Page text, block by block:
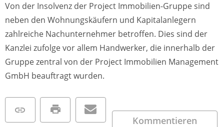
Von der Insolvenz der Project Immobilien-Gruppe sind
neben den Wohnungskäufern und Kapitalanlegern
zahlreiche Nachunternehmer betroffen. Dies sind der
Kanzlei zufolge vor allem Handwerker, die innerhalb der
Gruppe zentral von der Project Immobilien Management
GmbH beauftragt wurden.
Kommentieren